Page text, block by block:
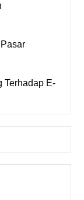
Terhadap E-